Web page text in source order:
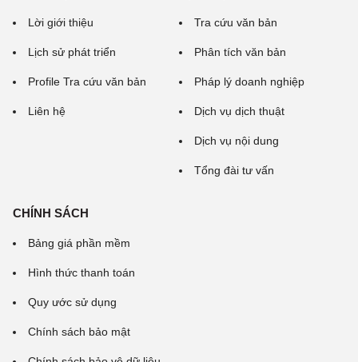
Lời giới thiệu
Lịch sử phát triển
Profile Tra cứu văn bản
Liên hệ
Tra cứu văn bản
Phân tích văn bản
Pháp lý doanh nghiệp
Dịch vụ dịch thuật
Dịch vụ nội dung
Tổng đài tư vấn
CHÍNH SÁCH
Bảng giá phần mềm
Hình thức thanh toán
Quy ước sử dụng
Chính sách bảo mật